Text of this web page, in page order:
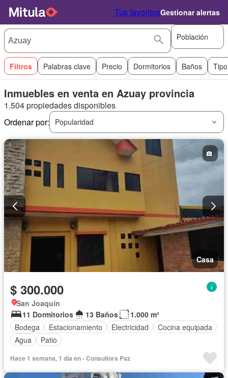
Tus favoritosGestionar alertas
Población
Filtros Palabras clave Precio Dormitorios Baños
Inmuebles en venta en Azuay provincia
1.504 propiedades disponibles
Ordenar por:
Popularidad
Casa
$ 300.000
San Joaquín
11 Dormitorios
13 Baños
1.000 m²
Bodega
Estacionamiento Electricidad
Cocina equipada
Agua
Patio
Hace 1 semana, 1 día en - Consultora Paz